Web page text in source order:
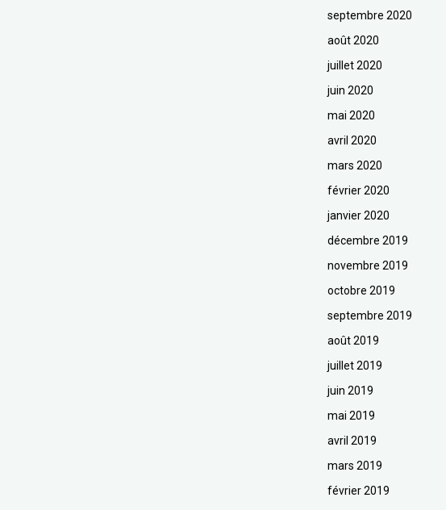
septembre 2020
août 2020
juillet 2020
juin 2020
mai 2020
avril 2020
mars 2020
février 2020
janvier 2020
décembre 2019
novembre 2019
octobre 2019
septembre 2019
août 2019
juillet 2019
juin 2019
mai 2019
avril 2019
mars 2019
février 2019